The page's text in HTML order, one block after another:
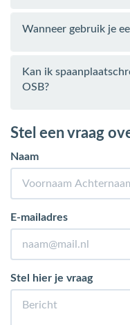
Wanneer gebruik je
Kan ik
OSB?
Stel een vraag
Naam
E-mailadres
Stel hier je vraag